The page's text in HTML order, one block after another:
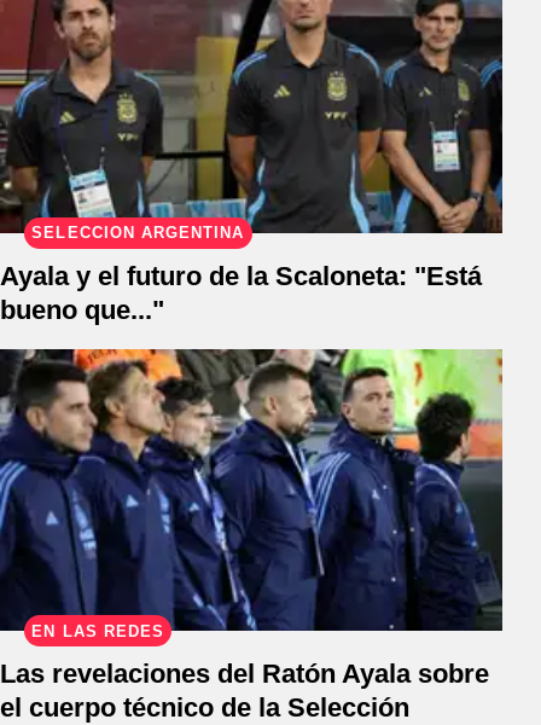
SELECCIÓN ARGENTINA
Ayala y el futuro de la Scaloneta: "Está
bueno que..."
EN LAS REDES
Las revelaciones del Ratón Ayala sobre
el cuerpo técnico de la Selección